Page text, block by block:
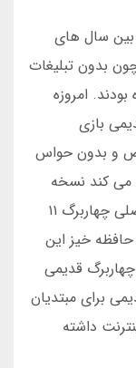
چهاربرگ ۱۱ کارتی بین سال های
چون بدون تبلیغات
امروزه
بازی
خالص و بدون حواس
می کند نسخه
های کلاسیک آفلاین را پیدا کنید قوانین اصلی چهاربرگ ۱۱
حافظه خیز این
چهاربرگ قدیمی
تا آموزش بازی چهاربرگ ۱۱ قدیمی برای مبتدیان
داشته